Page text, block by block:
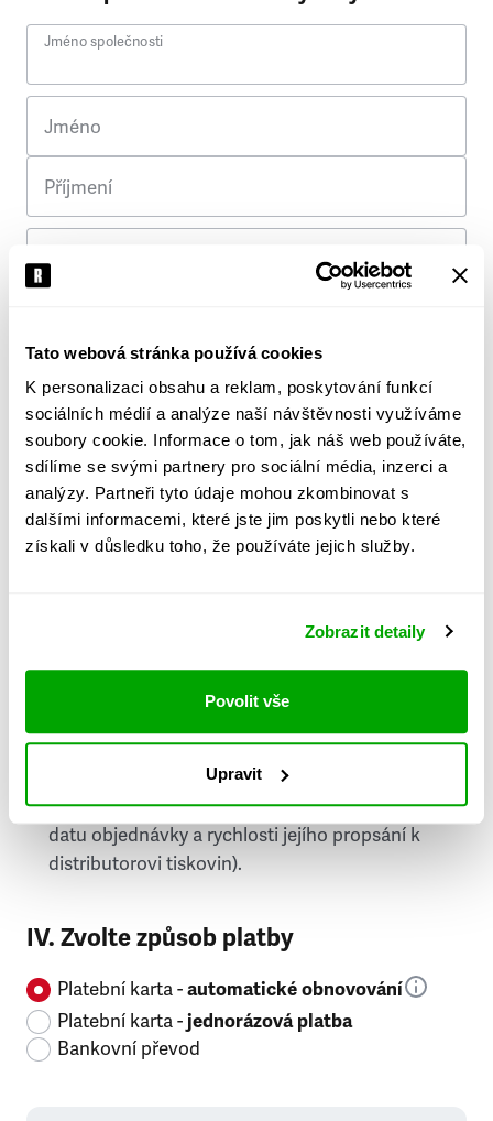
Tato webová stránka používá cookies
K personalizaci obsahu a reklam, poskytování funkcí
sociálních médií a analýze naší návštěvnosti využíváme
soubory cookie. Informace o tom, jak náš web používáte,
sdílíme se svými partnery pro sociální média, inzerci a
analýzy. Partneři tyto údaje mohou zkombinovat s
dalšími informacemi, které jste jim poskytli nebo které
získali v důsledku toho, že používáte jejich služby.
Zobrazit detaily
Povolit vše
Upravit
Jméno společnosti
Jméno
Příjmení
Ulice
Město
PSČ
Stát
doručování týdeníku Respekt v tištěné verzi, na
první vydání ve vaší schránce se můžete těšit
příští, nejpozději přespříští týden (v závislosti na
datu objednávky a rychlosti jejího propsání k
distributorovi tiskovin).
IV. Zvolte způsob platby
Platební karta -automatické obnovování
Platební karta -jednorázová platba
Bankovní převod